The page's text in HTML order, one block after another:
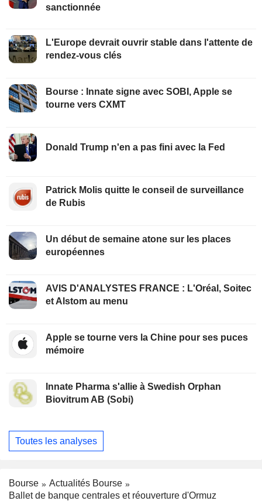
sanctionnée
L'Europe devrait ouvrir stable dans l'attente de
rendez-vous clés
Bourse : Innate signe avec SOBI, Apple se
tourne vers CXMT
Donald Trump n'en a pas fini avec la Fed
Patrick Molis quitte le conseil de surveillance
de Rubis
Un début de semaine atone sur les places
européennes
AVIS D'ANALYSTES FRANCE : L'Oréal, Soitec
et Alstom au menu
Apple se tourne vers la Chine pour ses puces
mémoire
Innate Pharma s'allie à Swedish Orphan
Biovitrum AB (Sobi)
Toutes les analyses
Bourse
Actualités Bourse
Ballet de banque centrales et réouverture d'Ormuz